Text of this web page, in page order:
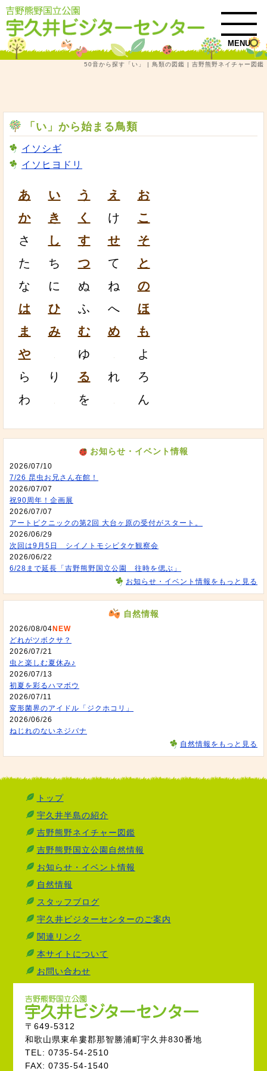
MENU
50音から探す「い」 | 鳥類の図鑑 | 吉野熊野ネイチャー図鑑
「い」から始まる鳥類
イソシギ
イソヒヨドリ
あ い う え
お
か
き く け
こ
さ
し す せ
そ
た
ち つ て
と
な
に ぬ ね
の
は
ひ ふ へ
ほ
ま
み む め
も
や
ゆ
よ
ら
り る れ
ろ
わ
を ん
お知らせ・イベント情報
2026/07/10
7/26 昆虫お兄さん在館！
2026/07/07
祝90周年！企画展
2026/07/07
アートピクニックの第2回 大台ヶ原の受付がスタート。
2026/06/29
次回は9月5日 シイノトモシビタケ観察会
2026/06/22
6/28まで延長「吉野熊野国立公園 往時を偲ぶ」
お知らせ・イベント情報をもっと見る
自然情報
2026/08/04 NEW
どれがツボクサ？
2026/07/21
虫と楽しむ夏休み♪
2026/07/13
初夏を彩るハマボウ
2026/07/11
変形菌界のアイドル「ジクホコリ」
2026/06/26
ねじれのないネジバナ
自然情報をもっと見る
トップ
宇久井半島の紹介
吉野熊野ネイチャー図鑑
吉野熊野国立公園自然情報
お知らせ・イベント情報
自然情報
スタッフブログ
宇久井ビジターセンターのご案内
関連リンク
本サイトについて
お問い合わせ
〒649-5312
和歌山県東牟婁郡那智勝浦町宇久井830番地
TEL: 0735-54-2510
FAX: 0735-54-1540